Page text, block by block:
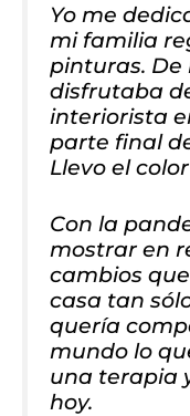
Yo me
mi familia
pinturas. De
disfrutaba
interiorista
parte final
Llevo el
Con la
mostrar en
cambios
casa tan
quería
mundo lo
una terapia
hoy.